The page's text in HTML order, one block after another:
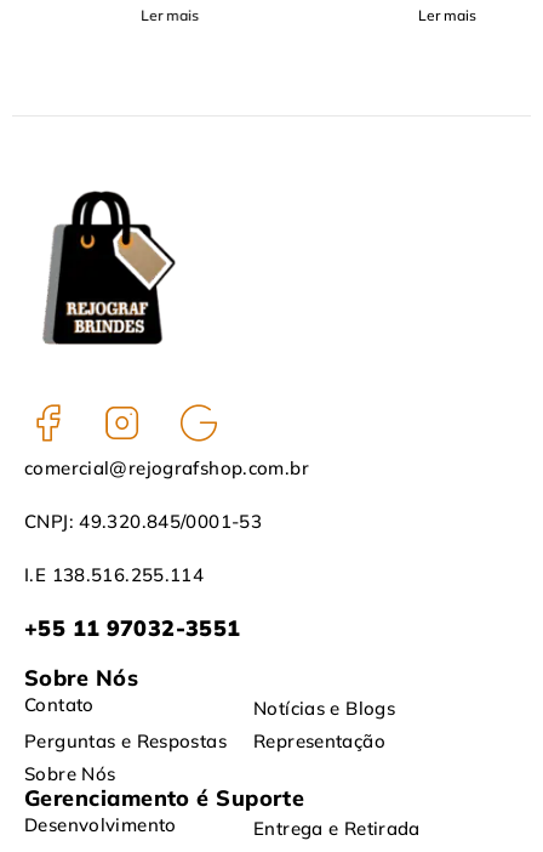
comercial@rejografshop.com.br
CNPJ: 49.320.845/0001-53
I.E 138.516.255.114
+55 11 97032-3551
Sobre Nós
Contato
Notícias e Blogs
Perguntas e Respostas
Representação
Sobre Nós
Gerenciamento é Suporte
Desenvolvimento
Entrega e Retirada